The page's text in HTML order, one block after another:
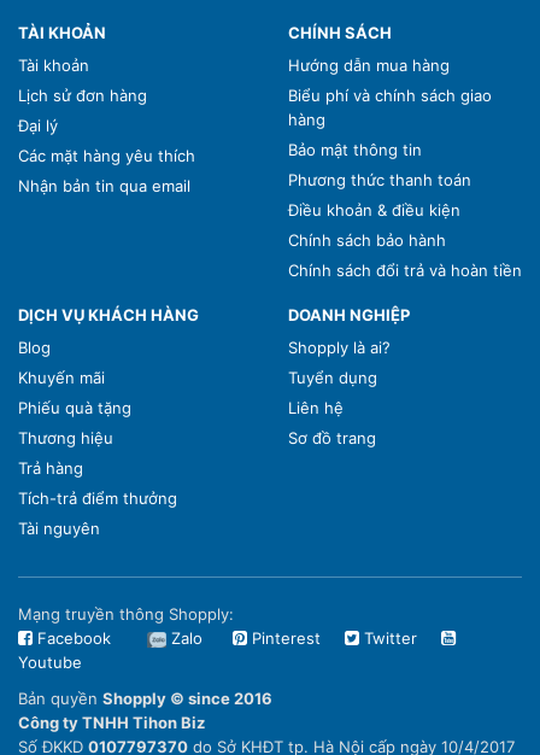
TÀI KHOẢN
Tài khoản
Lịch sử đơn hàng
Đại lý
Các mặt hàng yêu thích
Nhận bản tin qua email
CHÍNH SÁCH
Hướng dẫn mua hàng
Biểu phí và chính sách giao
hàng
Bảo mật thông tin
Phương thức thanh toán
Điều khoản & điều kiện
Chính sách bảo hành
Chính sách đổi trả và hoàn tiền
DỊCH VỤ KHÁCH HÀNG
Blog
Khuyến mãi
Phiếu quà tặng
Thương hiệu
Trả hàng
Tích-trả điểm thưởng
Tài nguyên
DOANH NGHIỆP
Shopply là ai?
Tuyển dụng
Liên hệ
Sơ đồ trang
Mạng truyền thông Shopply:
Facebook
Zalo Pinterest
Twitter
Youtube
Bản quyền Shopply © since 2016
Công ty TNHH Tihon Biz
Số ĐKKD 0107797370 do Sở KHĐT tp. Hà Nội cấp ngày 10/4/2017